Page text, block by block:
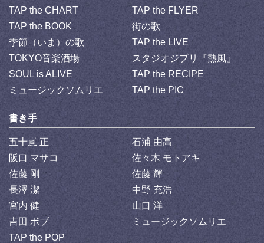
TAP the CHART
TAP the FLYER
TAP the BOOK
街の歌
季節（いま）の歌
TAP the LIVE
TOKYO音楽酒場
スタジオジブリ『熱風』
SOUL is ALIVE
TAP the RECIPE
ミュージックソムリエ
TAP the PIC
書き手
五十嵐 正
石浦 由高
阪口 マサコ
佐々木 モトアキ
佐藤 剛
佐藤 輝
長澤 潔
中野 充浩
宮内 健
山口 洋
吉田 ボブ
ミュージックソムリエ
TAP the POP